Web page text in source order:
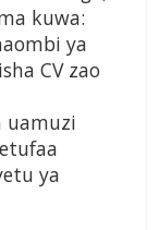
kuwa:
ya
CV zao
uamuzi
ya